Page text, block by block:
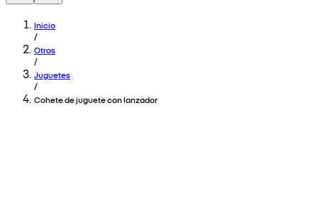
Inicio
/
Otros
/
Juguetes
/
Cohete de juguete con lanzador